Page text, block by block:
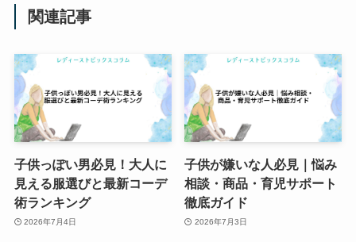
関連記事
子供っぽい男必見！大人に
見える服選びと最新コーデ
術ランキング
2026年7月4日
子供が嫌いな人必見｜悩み
相談・商品・育児サポート
徹底ガイド
2026年7月3日